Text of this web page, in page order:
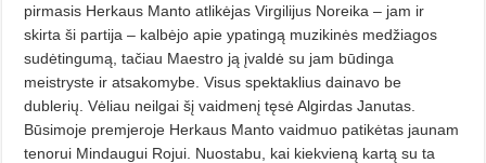
pirmasis Herkaus Manto atlikėjas Virgilijus Noreika – jam ir
skirta ši partija – kalbėjo apie ypatingą muzikinės medžiagos
sudėtingumą, tačiau Maestro ją įvaldė su jam būdinga
meistryste ir atsakomybe. Visus spektaklius dainavo be
dublerių. Vėliau neilgai šį vaidmenį tęsė Algirdas Janutas.
Būsimoje premjeroje Herkaus Manto vaidmuo patikėtas jaunam
tenorui Mindaugui Rojui. Nuostabu, kai kiekvieną kartą su ta